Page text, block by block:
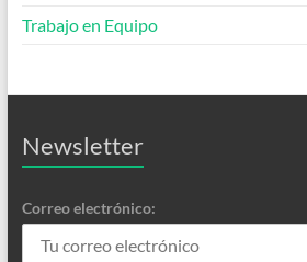
Trabajo en Equipo
Newsletter
Correo electrónico: